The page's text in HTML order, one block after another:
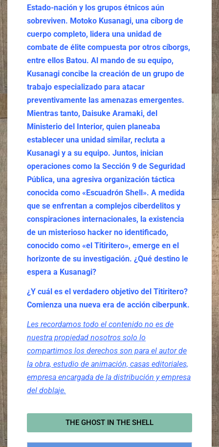
Estado-nación y los grupos étnicos aún
sobreviven. Motoko Kusanagi, una cíborg de
cuerpo completo, lidera una unidad de
combate de élite compuesta por otros cíborgs,
entre ellos Batou. Al mando de su equipo,
Kusanagi concibe la creación de un grupo de
trabajo especializado para atacar
preventivamente las amenazas emergentes.
Mientras tanto, Daisuke Aramaki, del
Ministerio del Interior, quien planeaba
establecer una unidad similar, recluta a
Kusanagi y a su equipo. Juntos, inician
operaciones como la Sección 9 de Seguridad
Pública, una agresiva organización táctica
conocida como «Escuadrón Shell». A medida
que se enfrentan a complejos ciberdelitos y
conspiraciones internacionales, la existencia
de un misterioso hacker no identificado,
conocido como «el Titiritero», emerge en el
horizonte de su investigación. ¿Qué destino le
espera a Kusanagi?
¿Y cuál es el verdadero objetivo del Titiritero?
Comienza una nueva era de acción ciberpunk.
Les recordamos todo el contenido no es de
nuestra propiedad nosotros solo lo
compartimos los derechos son para el autor de
la obra, estudio de animación, casas editoriales,
empresa encargada de la distribución y empresa
del doblaje.
THE GHOST IN THE SHELL